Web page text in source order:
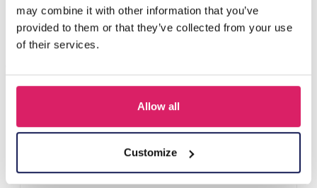
may combine it with other information that you’ve
provided to them or that they’ve collected from your use
of their services.
Allow all
Customize
T-L8.1 KY615-156 Keychain Bear Christmas 11.5cm - 1pc